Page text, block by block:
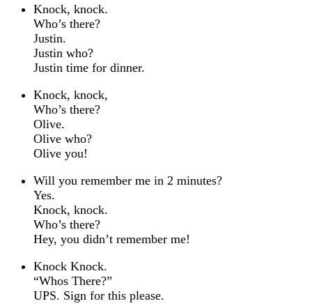
Knock, knock.
Who’s there?
Justin.
Justin who?
Justin time for dinner.
Knock, knock,
Who’s there?
Olive.
Olive who?
Olive you!
Will you remember me in 2 minutes?
Yes.
Knock, knock.
Who’s there?
Hey, you didn’t remember me!
Knock Knock.
“Whos There?”
UPS. Sign for this please.